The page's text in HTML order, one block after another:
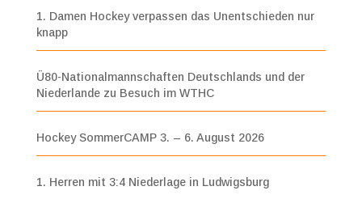
1. Damen Hockey verpassen das Unentschieden nur
knapp
Ü80-Nationalmannschaften Deutschlands und der
Niederlande zu Besuch im WTHC
Hockey SommerCAMP 3. – 6. August 2026
1. Herren mit 3:4 Niederlage in Ludwigsburg